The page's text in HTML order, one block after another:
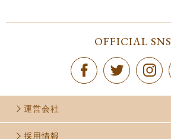
OFFICIAL SNS
運営会社
採用情報